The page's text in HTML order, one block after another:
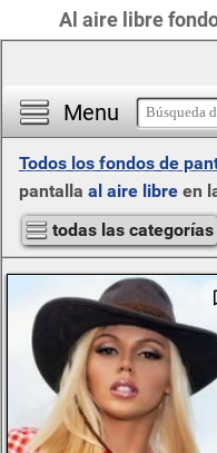
Al aire libre
Menu
Todos los fondos de
pantalla al aire libre en
todas las categorías